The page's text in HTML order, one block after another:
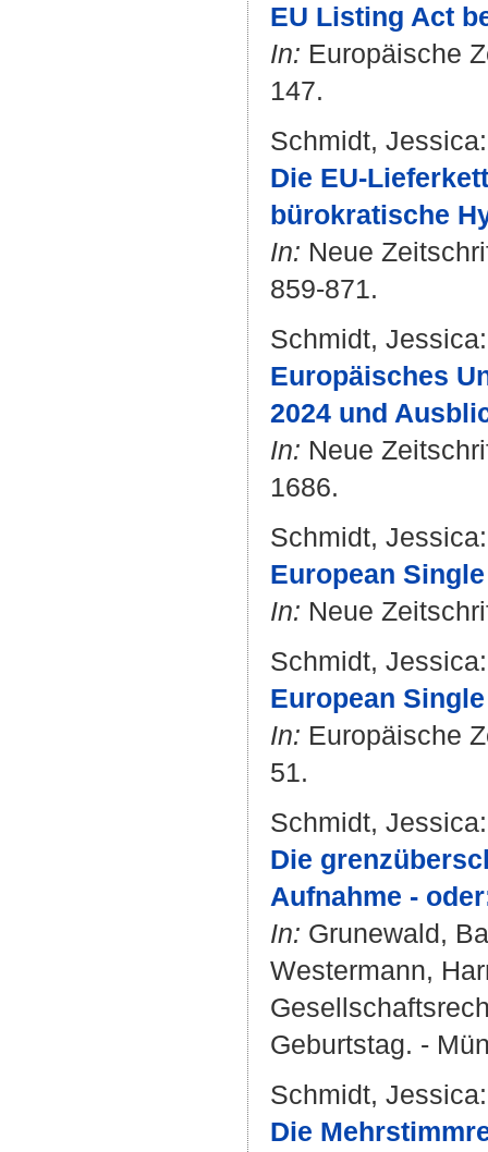
EU Listing Act
In: Europäische
147.
Schmidt, Jessica:
Die EU-
bürokratische
In: Neue
859-871.
Schmidt, Jessica:
Europäisches
2024 und
In: Neue
1686.
Schmidt, Jessica:
European
In: Neue
Schmidt, Jessica:
European
In: Europäische
51.
Schmidt, Jessica:
Die
Aufnahme -
In: Grunewald,
Westermann,
Geburtstag. -
Schmidt, Jessica:
Die